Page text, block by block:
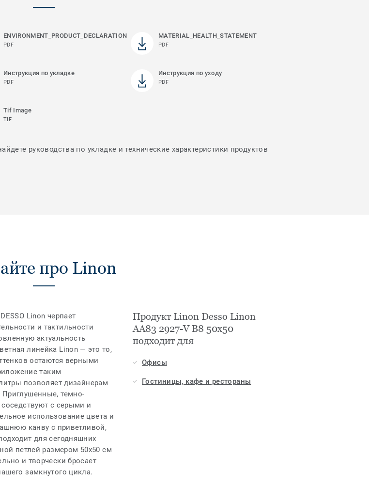
ENVIRONMENT_PRODUCT_DECLARATION
PDF
MATERIAL_HEALTH_STATEMENT
PDF
Инструкция по укладке
PDF
Инструкция по уходу
PDF
Tif Image
TIF
руководства по укладке и технические характеристики продуктов
про Linon
Linon черпает
и тактильности
актуальность
линейка Linon — это то,
остаются верными
таким
позволяет дизайнерам
темно-
с серыми и
использование цвета и
канву с приветливой,
для сегодняшних
петлей размером 50x50 см
и творчески бросает
замкнутого цикла.
Продукт Linon Desso Linon
AA83 2927-V B8 50x50
подходит для
Офисы
Гостиницы, кафе и рестораны